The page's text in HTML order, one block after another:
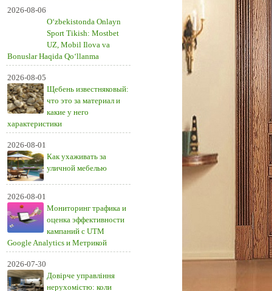
2026-08-06
O‘zbekistonda Onlayn
Sport Tikish: Mostbet
UZ, Mobil Ilova va
Bonuslar Haqida Qo‘llanma
2026-08-05
Щебень известняковый:
что это за материал и
какие у него
характеристики
2026-08-01
Как ухаживать за
уличной мебелью
2026-08-01
Мониторинг трафика и
оценка эффективности
кампаний с UTM
Google Analytics и Метрикой
2026-07-30
Довірче управління
нерухомістю: коли